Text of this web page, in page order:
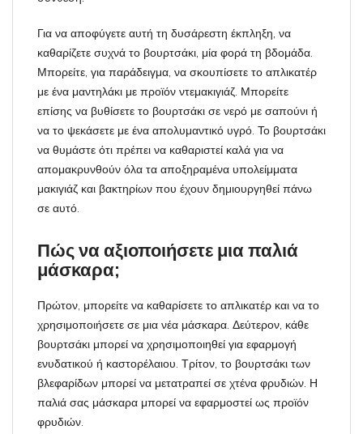
Για να αποφύγετε αυτή τη δυσάρεστη έκπληξη, να
καθαρίζετε συχνά το βουρτσάκι, μία φορά τη βδομάδα.
Μπορείτε, για παράδειγμα, να σκουπίσετε το απλικατέρ
με ένα μαντηλάκι με προϊόν ντεμακιγιάζ. Μπορείτε
επίσης να βυθίσετε το βουρτσάκι σε νερό με σαπούνι ή
να το ψεκάσετε με ένα απολυμαντικό υγρό. Το βουρτσάκι
να θυμάστε ότι πρέπει να καθαριστεί καλά για να
απομακρυνθούν όλα τα αποξηραμένα υπολείμματα
μακιγιάζ και βακτηρίων που έχουν δημιουργηθεί πάνω
σε αυτό.
Πώς να αξιοποιήσετε μια παλιά
μάσκαρα;
Πρώτον, μπορείτε να καθαρίσετε το απλικατέρ και να το
χρησιμοποιήσετε σε μια νέα μάσκαρα. Δεύτερον, κάθε
βουρτσάκι μπορεί να χρησιμοποιηθεί για εφαρμογή
ενυδατικού ή καστορέλαιου. Τρίτον, το βουρτσάκι των
βλεφαρίδων μπορεί να μετατραπεί σε χτένα φρυδιών. Η
παλιά σας μάσκαρα μπορεί να εφαρμοστεί ως προϊόν
φρυδιών.